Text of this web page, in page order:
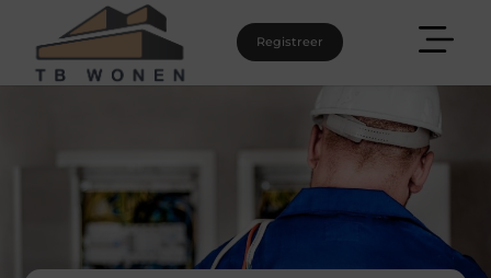
Registreer